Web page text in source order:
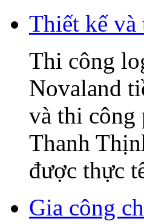
Thiết kế
Thi công
Novaland
và thi công
Thanh
được thực
Gia công